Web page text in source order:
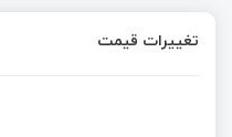
تغییرات قیمت